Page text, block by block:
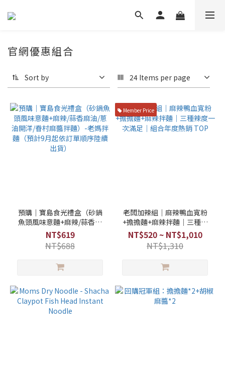
官網優惠組合
Sort by 24 Items per page
預購｜寶島食光禮盒（砂鍋
魚頭風味意麵+麻辣/蒜香麻
油/蔥油開洋/眷村麻醬拌
麵）-老媽拌麵（預計9月起
依訂單順序陸續出貨）
NT$619
NT$688
Member Price
老闆加辣組｜麻辣鴨血寬粉
+擔擔麵+麻辣拌麵｜三種辣
度一次滿足｜組合年度熱銷
TOP
NT$520 ~ NT$1,010
NT$1,310